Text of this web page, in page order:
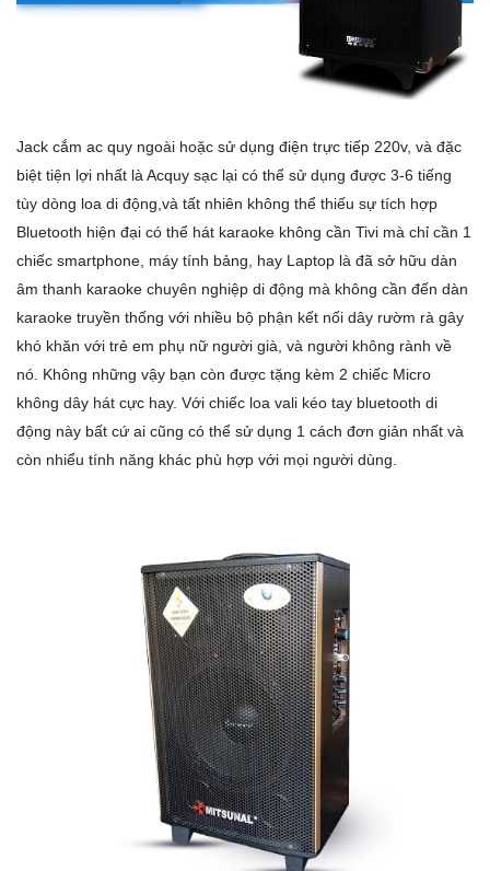
Jack cắm ac quy ngoài hoặc sử dụng điện trực tiếp 220v, và đặc
biệt tiện lợi nhất là Acquy sạc lại có thể sử dụng được 3-6 tiếng
tùy dòng loa di động,và tất nhiên không thể thiếu sự tích hợp
Bluetooth hiện đại có thể hát karaoke không cần Tivi mà chỉ cần 1
chiếc smartphone, máy tính bảng, hay Laptop là đã sở hữu dàn
âm thanh karaoke chuyên nghiệp di động mà không cần đến dàn
karaoke truyền thống với nhiều bộ phận kết nối dây rườm rà gây
khó khăn với trẻ em phụ nữ người già, và người không rành về
nó. Không những vậy bạn còn được tặng kèm 2 chiếc Micro
không dây hát cực hay. Với chiếc loa vali kéo tay bluetooth di
động này bất cứ ai cũng có thể sử dụng 1 cách đơn giản nhất và
còn nhiểu tính năng khác phù hợp với mọi người dùng.